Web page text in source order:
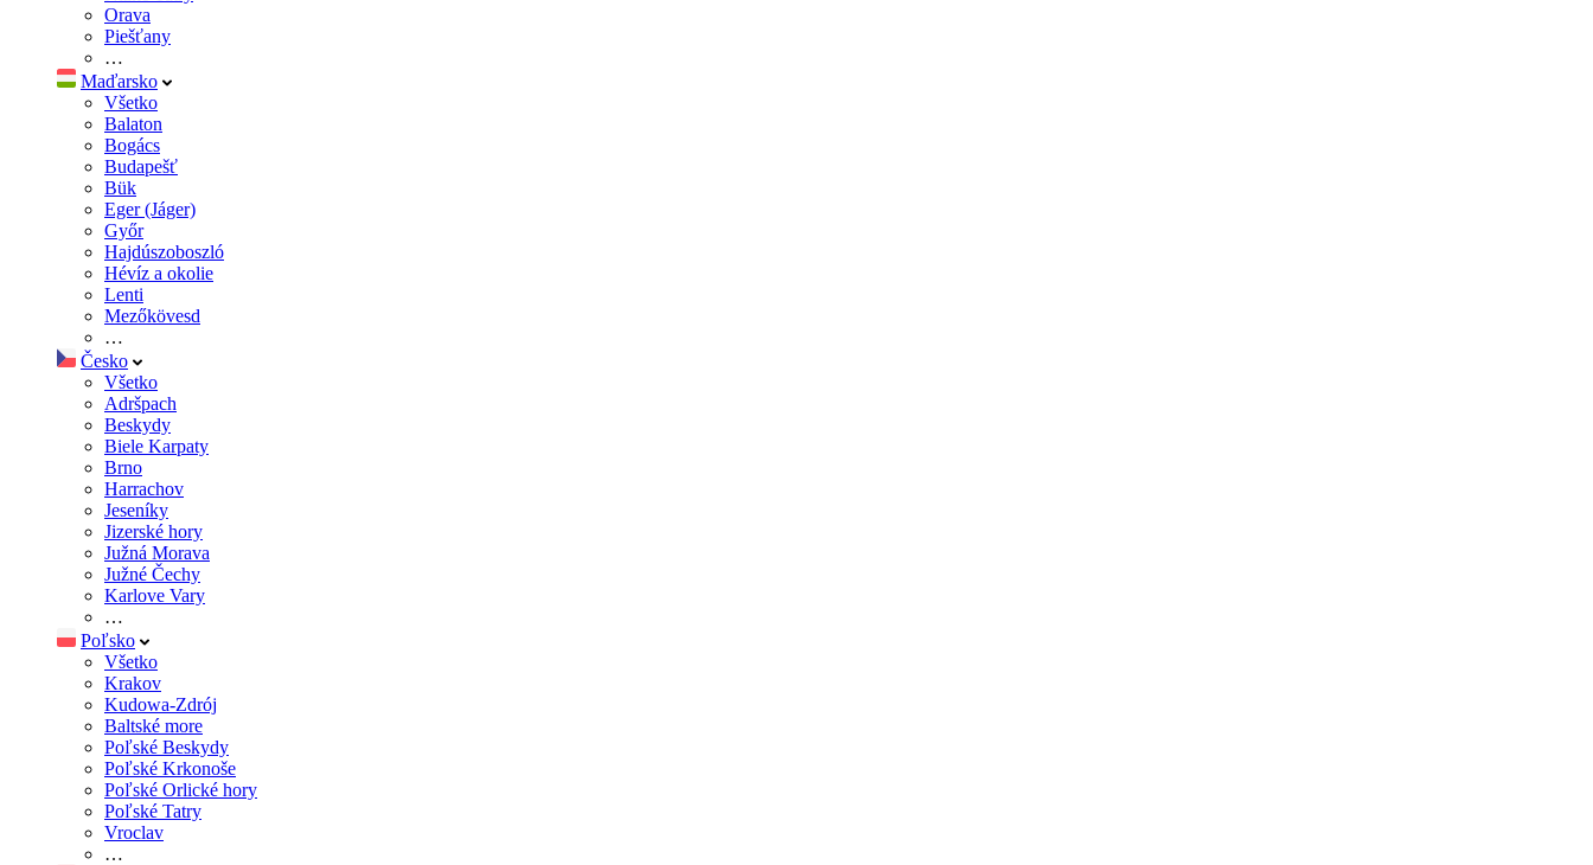
Orava
Piešťany
…
Maďarsko
Všetko
Balaton
Bogács
Budapešť
Bük
Eger (Jáger)
Győr
Hajdúszoboszló
Hévíz a okolie
Lenti
Mezőkövesd
…
Česko
Všetko
Adršpach
Beskydy
Biele Karpaty
Brno
Harrachov
Jeseníky
Jizerské hory
Južná Morava
Južné Čechy
Karlove Vary
…
Poľsko
Všetko
Krakov
Kudowa-Zdrój
Baltské more
Poľské Beskydy
Poľské Krkonoše
Poľské Orlické hory
Poľské Tatry
Vroclav
…